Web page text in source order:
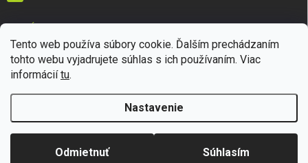
Tento web používa súbory cookie. Ďalším prechádzaním
tohto webu vyjadrujete súhlas s ich používaním. Viac
informáciítu.
Nastavenie
Odmietnuť Súhlasím
Copyright 2026M-LINK.sk. Všetky práva vyhradené.Upraviť nastavenie